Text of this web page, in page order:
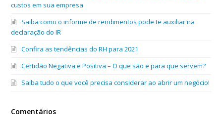
custos em sua empresa
Saiba como o informe de rendimentos pode te auxiliar na
declaração do IR
Confira as tendências do RH para 2021
Certidão Negativa e Positiva – O que são e para que servem?
Saiba tudo o que você precisa considerar ao abrir um negócio!
Comentários